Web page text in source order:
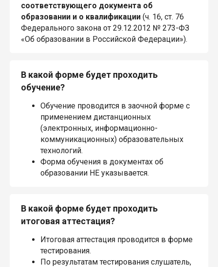
соответствующего документа об
образовании и о квалификации (ч. 16, ст. 76
Федерального закона от 29.12.2012 № 273-ФЗ
«Об образовании в Российской Федерации»).
В какой форме будет проходить
обучение?
Обучение проводится в заочной форме с
применением дистанционных
(электронных, информационно-
коммуникационных) образовательных
технологий.
Форма обучения в документах об
образовании НЕ указывается.
В какой форме будет проходить
итоговая аттестация?
Итоговая аттестация проводится в форме
тестирования.
По результатам тестирования слушатель,